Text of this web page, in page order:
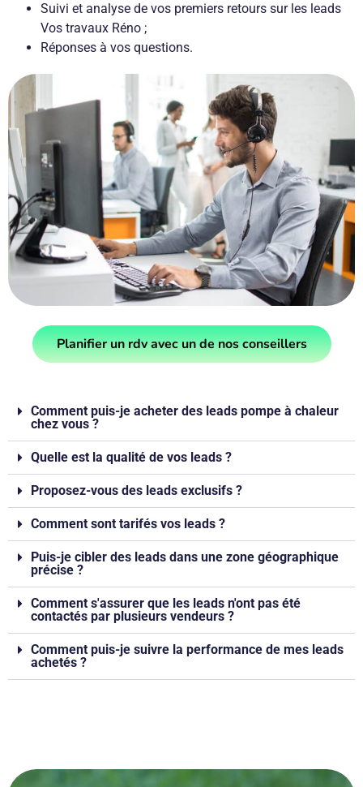
Suivi et analyse de vos premiers retours sur les leads
Vos travaux Réno ;
Réponses à vos questions.
Planifier un rdv avec un de nos conseillers
Comment puis-je acheter des leads pompe à chaleur
chez vous ?
Quelle est la qualité de vos leads ?
Proposez-vous des leads exclusifs ?
Comment sont tarifés vos leads ?
Puis-je cibler des leads dans une zone géographique
précise ?
Comment s'assurer que les leads n'ont pas été
contactés par plusieurs vendeurs ?
Comment puis-je suivre la performance de mes leads
achetés ?